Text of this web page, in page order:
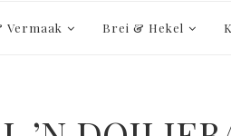
Vermaak Brei & Hekel